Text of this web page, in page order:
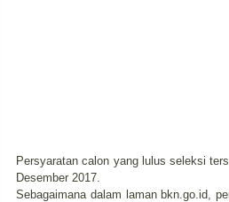
Persyaratan calon yang lulus seleksi
Desember 2017.
Sebagaimana dalam laman bkn.go.id,